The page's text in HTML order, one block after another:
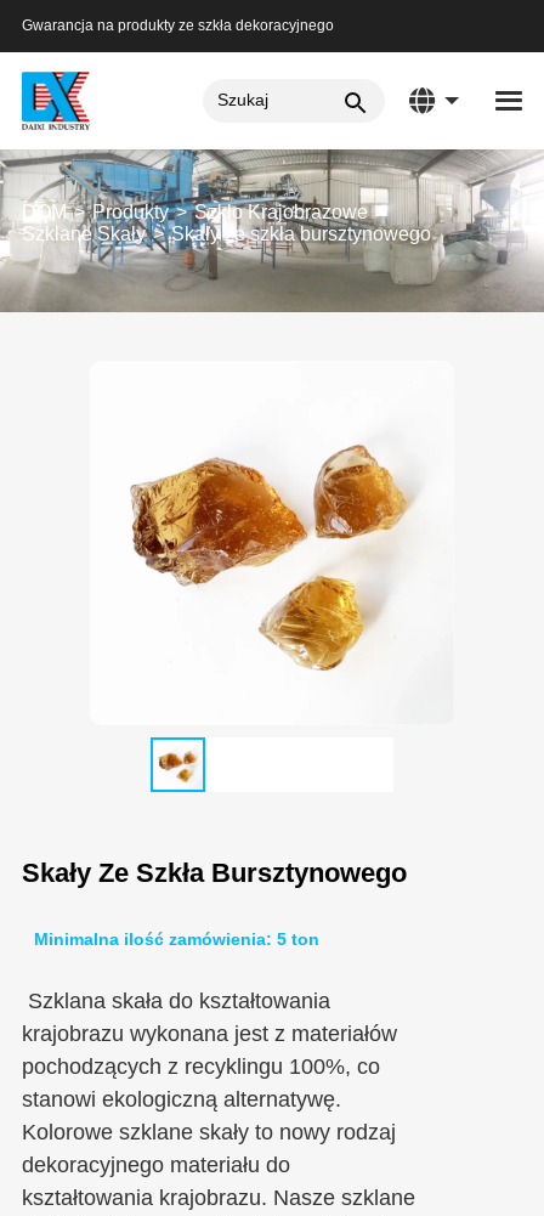
Gwarancja na produkty ze szkła dekoracyjnego
DOM Produkty
Szkło Krajobrazowe
Szklane Skały
Skały ze szkła bursztynowego
Skały Ze Szkła Bursztynowego
Minimalna ilość zamówienia: 5 ton
Szklana skała do kształtowania
krajobrazu wykonana jest z materiałów
pochodzących z recyklingu 100%, co
stanowi ekologiczną alternatywę.
Kolorowe szklane skały to nowy rodzaj
dekoracyjnego materiału do
kształtowania krajobrazu. Nasze szklane